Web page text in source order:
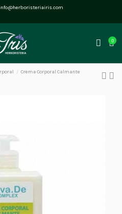
info@herboristeriairis.com
0
Crema Corporal Calmante